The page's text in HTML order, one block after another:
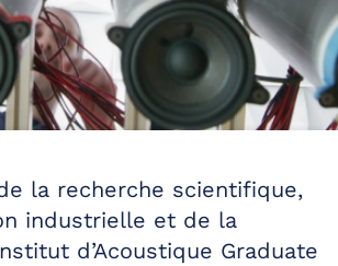
la recherche scientifique,
industrielle et de la
d’Acoustique Graduate